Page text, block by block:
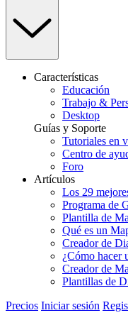
Características
Educación
Trabajo &
Desktop
Guías y Soporte
Tutoriales en
Centro de
Foro
Artículos
Los 29
Programa de
Plantilla de
Qué es un
Creador de
¿Cómo hacer
Creador de
Plantillas de
Precios Iniciar sesión